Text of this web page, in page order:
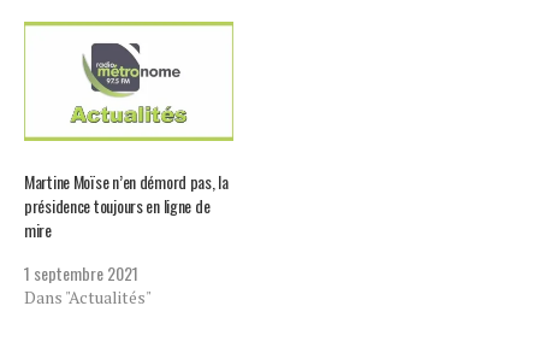
dans le cadre de l’affaire.
Parmi elles, l'actuel
premier ministre Ariel
Henry. Une
Martine Moïse n’en démord pas, la
présidence toujours en ligne de
mire
1 septembre 2021
Dans "Actualités"